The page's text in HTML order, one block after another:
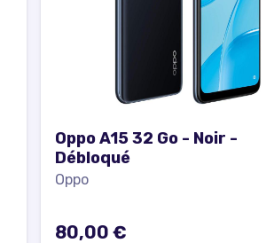
Oppo A15 32 Go - Noir -
Débloqué
Oppo
80,00 €